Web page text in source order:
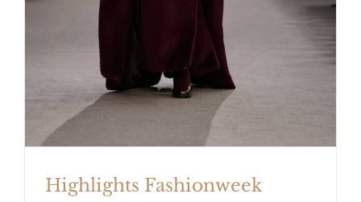
Highlights Fashionweek